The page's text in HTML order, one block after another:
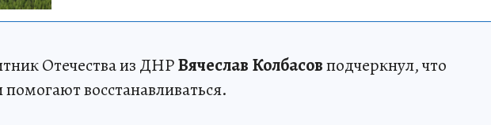
Отечества из ДНРВячеслав Колбасовподчеркнул, что
восстанавливаться.